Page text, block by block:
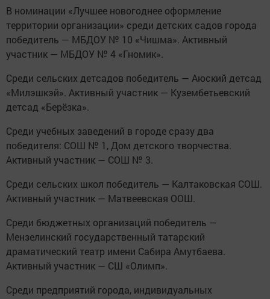
В номинации «Лучшее новогоднее оформление
территории организации» среди детских садов города
победитель — МБДОУ № 10 «Чишма». Активный
участник — МБДОУ № 4 «Гномик».
Среди сельских детсадов победитель — Аюский детсад
«Милэшкэй». Активный участник — Кузембетьевский
детсад «Берёзка».
Среди учебных заведений в городе сразу два
победителя: СОШ № 1, Дом детского творчества.
Активный участник — СОШ № 3.
Среди сельских школ победитель — Калтаковская СОШ.
Активный участник — Матвеевская ООШ.
Среди бюджетных организаций победитель —
Мензелинский государственный татарский
драматический театр имени Сабира Амутбаева.
Активный участник — СШ «Олимп».
Среди предприятий города, индивидуальных